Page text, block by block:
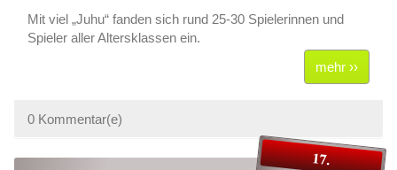
Mit viel „Juhu“ fanden sich rund 25-30 Spielerinnen und
Spieler aller Altersklassen ein.
mehr ››
0 Kommentar(e)
17.